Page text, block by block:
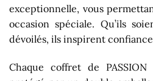
exceptionnelle, vous
occasion spéciale. Qu’ils
dévoilés, ils inspirent
Chaque coffret de